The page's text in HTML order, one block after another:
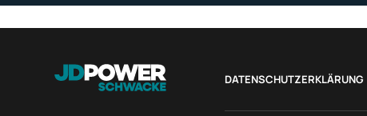
DATENSCHUTZERKLÄRUNG